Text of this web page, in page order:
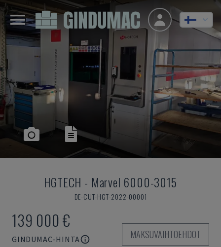
HGTECH - Marvel 6000-3015
DE-CUT-HGT-2022-00001
139 000 €
GINDUMAC-HINTA
MAKSUVAIHTOEHDOT